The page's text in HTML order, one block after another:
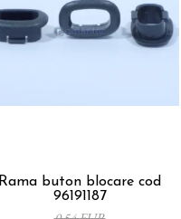
Rama buton blocare cod
96191187